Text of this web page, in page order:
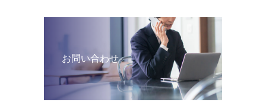
お問い合わせ